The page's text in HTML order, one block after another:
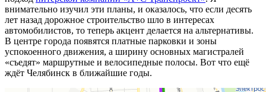
внимательно изучил эти планы, и оказалось, что если десять
лет назад дорожное строительство шло в интересах
автомобилистов, то теперь акцент делается на альтернативы.
В центре города появятся платные парковки и зоны
успокоенного движения, а ширину основных магистралей
«съедят» маршрутные и велосипедные полосы. Вот что ещё
ждёт Челябинск в ближайшие годы.